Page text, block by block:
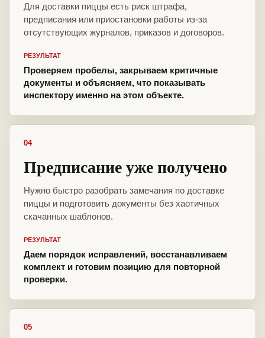
Для доставки пиццы есть риск штрафа,
предписания или приостановки работы из-за
отсутствующих журналов, приказов и договоров.
РЕЗУЛЬТАТ
Проверяем пробелы, закрываем критичные
документы и объясняем, что показывать
инспектору именно на этом объекте.
04
Предписание уже получено
Нужно быстро разобрать замечания по доставке
пиццы и подготовить документы без хаотичных
скачанных шаблонов.
РЕЗУЛЬТАТ
Даем порядок исправлений, восстанавливаем
комплект и готовим позицию для повторной
проверки.
05